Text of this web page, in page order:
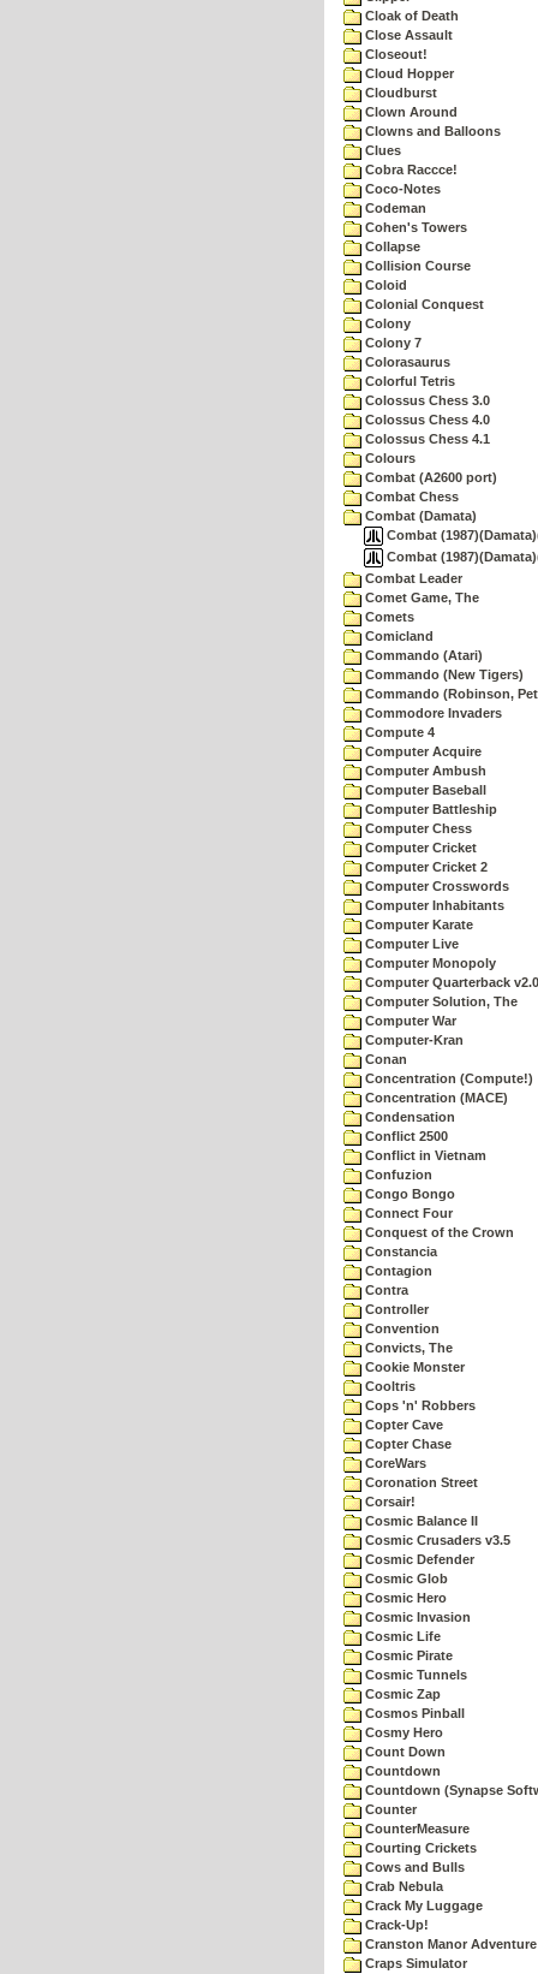
Cloak of Death
Close Assault
Closeout!
Cloud Hopper
Cloudburst
Clown Around
Clowns and Balloons
Clues
Cobra Raccce!
Coco-Notes
Codeman
Cohen's Towers
Collapse
Collision Course
Coloid
Colonial Conquest
Colony
Colony 7
Colorasaurus
Colorful Tetris
Colossus Chess 3.0
Colossus Chess 4.0
Colossus Chess 4.1
Colours
Combat (A2600 port)
Combat Chess
Combat (Damata)
Combat
Combat
Combat Leader
Comet Game, The
Comets
Comicland
Commando (Atari)
Commando (New Tigers)
Commando (Robinson,
Commodore Invaders
Compute 4
Computer Acquire
Computer Ambush
Computer Baseball
Computer Battleship
Computer Chess
Computer Cricket
Computer Cricket 2
Computer Crosswords
Computer Inhabitants
Computer Karate
Computer Live
Computer Monopoly
Computer Quarterback v2.0
Computer Solution, The
Computer War
Computer-Kran
Conan
Concentration (Compute!)
Concentration (MACE)
Condensation
Conflict 2500
Conflict in Vietnam
Confuzion
Congo Bongo
Connect Four
Conquest of the Crown
Constancia
Contagion
Contra
Controller
Convention
Convicts, The
Cookie Monster
Cooltris
Cops 'n' Robbers
Copter Cave
Copter Chase
CoreWars
Coronation Street
Corsair!
Cosmic Balance II
Cosmic Crusaders v3.5
Cosmic Defender
Cosmic Glob
Cosmic Hero
Cosmic Invasion
Cosmic Life
Cosmic Pirate
Cosmic Tunnels
Cosmic Zap
Cosmos Pinball
Cosmy Hero
Count Down
Countdown
Countdown (Synapse
Counter
CounterMeasure
Courting Crickets
Cows and Bulls
Crab Nebula
Crack My Luggage
Crack-Up!
Cranston Manor Adventure
Craps Simulator